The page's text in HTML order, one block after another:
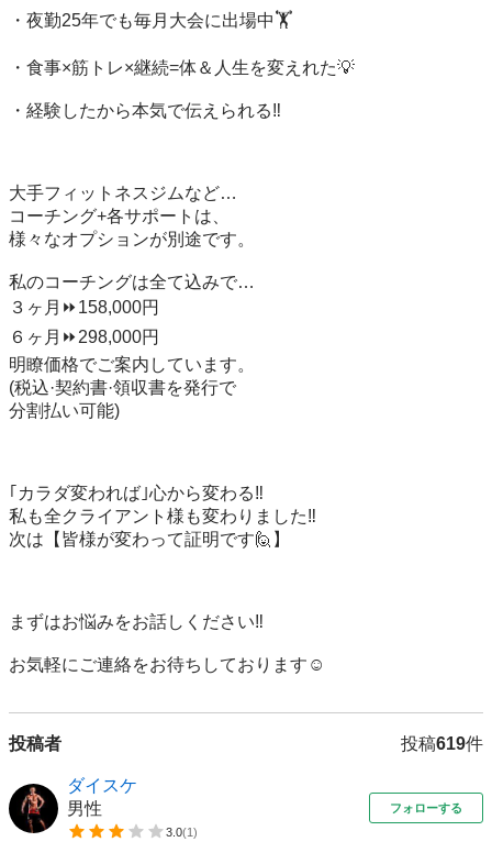
・夜勤25年でも毎月大会に出場中🏋️
・食事×筋トレ×継続=体＆人生を変えれた💡
・経験したから本気で伝えられる‼️
大手フィットネスジムなど…
コーチング+各サポートは、
様々なオプションが別途です。
私のコーチングは全て込みで…
３ヶ月⏩158,000円
６ヶ月⏩298,000円
明瞭価格でご案内しています。
(税込·契約書·領収書を発行で
分割払い可能)
｢カラダ変われば｣心から変わる‼️
私も全クライアント様も変わりました‼️
次は【皆様が変わって証明です🙋】
まずはお悩みをお話しください‼️
お気軽にご連絡をお待ちしております☺️
投稿者 投稿619件
ダイスケ
男性
3.0(1)
フォローする